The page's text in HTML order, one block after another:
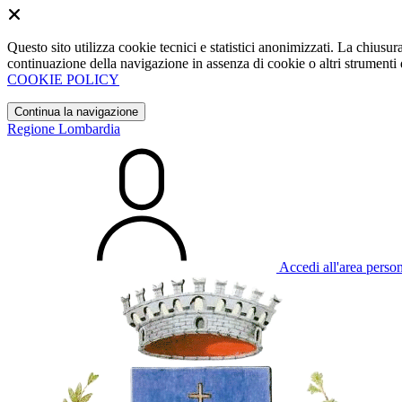
Questo sito utilizza cookie tecnici e statistici anonimizzati. La
continuazione della navigazione in assenza di cookie o altri
COOKIE POLICY
Continua la navigazione
Regione Lombardia
Accedi all'area